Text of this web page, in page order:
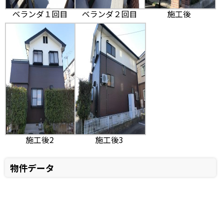
ベランダ１回目 ベランダ２回目 施工後
施工後2 施工後3
物件データ